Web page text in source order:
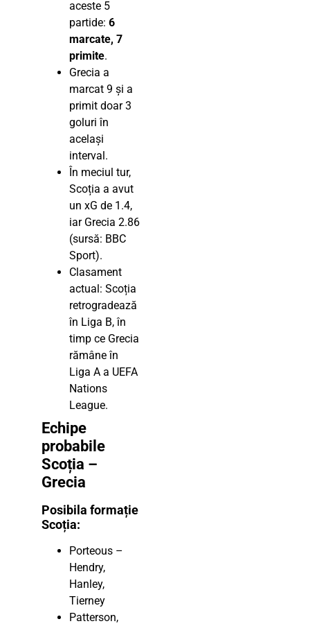
aceste 5
partide: 6
marcate, 7
primite.
Grecia a
marcat 9 și a
primit doar 3
goluri în
același
interval.
În meciul tur,
Scoția a avut
un xG de 1.4,
iar Grecia 2.86
(sursă: BBC
Sport).
Clasament
actual: Scoția
retrogradează
în Liga B, în
timp ce Grecia
rămâne în
Liga A a UEFA
Nations
League.
Echipe
probabile
Scoția –
Grecia
Posibila formație
Scoția:
Porteous –
Hendry,
Hanley,
Tierney
Patterson,